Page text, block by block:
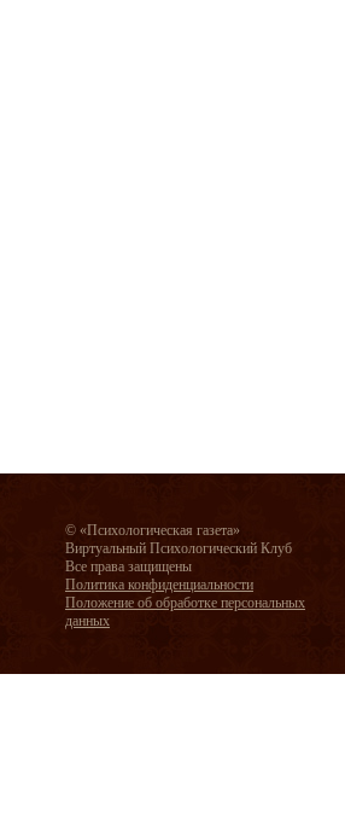
© «Психологическая газета»
Виртуальный Психологический Клуб
Все права защищены
Политика конфиденциальности
Положение об обработке персональных
данных